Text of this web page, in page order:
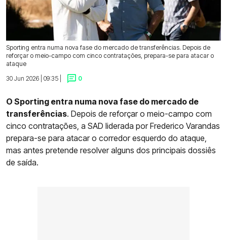
Sporting entra numa nova fase do mercado de transferências. Depois de
reforçar o meio-campo com cinco contratações, prepara-se para atacar o
ataque
30 Jun 2026 | 09:35 |
0
O Sporting entra numa nova fase do mercado de
transferências. Depois de reforçar o meio-campo com
cinco contratações, a SAD liderada por Frederico Varandas
prepara-se para atacar o corredor esquerdo do ataque,
mas antes pretende resolver alguns dos principais dossiês
de saída.